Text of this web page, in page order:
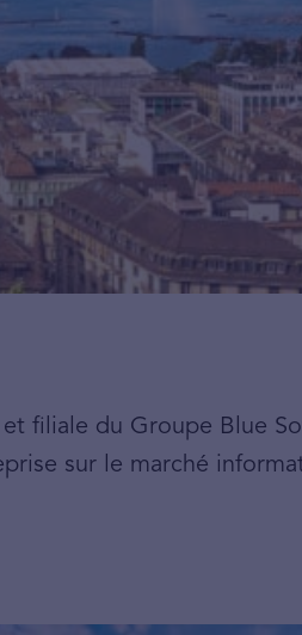
filiale du Groupe Blue
sur le marché